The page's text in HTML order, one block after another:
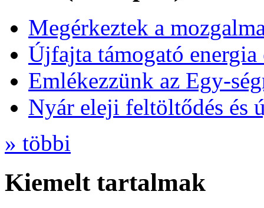
Megérkeztek a
Újfajta támogató
Emlékezzünk az Egy-
Nyár eleji feltöltődés és
» többi
Kiemelt tartalmak